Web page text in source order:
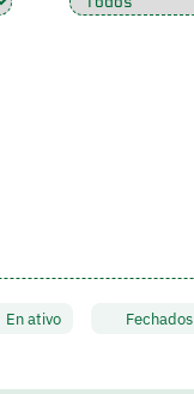
En ativo Fechados